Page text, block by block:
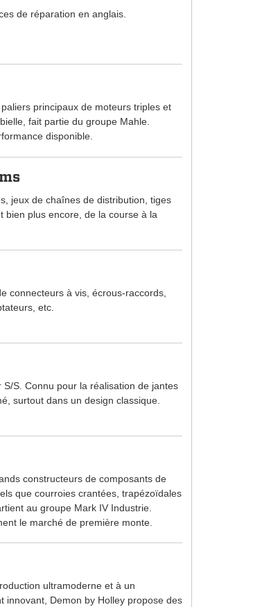
de réparation en anglais.
principaux de moteurs triples et
fait partie du groupe Mahle.
disponible.
jeux de chaînes de distribution, tiges
bien plus encore, de la course à la
connecteurs à vis, écrous-raccords,
etc.
S/S. Connu pour la réalisation de jantes
surtout dans un design classique.
constructeurs de composants de
que courroies crantées, trapézoïdales
au groupe Mark IV Industrie.
le marché de première monte.
ultramoderne et à un
innovant, Demon by Holley propose des